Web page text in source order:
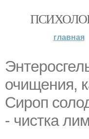
главная
очищения,
Сироп
- чистка